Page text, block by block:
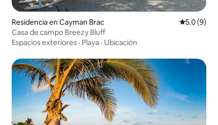
Residencia en Cayman Brac
5.0 (9)
Casa de campo Breezy Bluff
Espacios exteriores · Playa · Ubicación